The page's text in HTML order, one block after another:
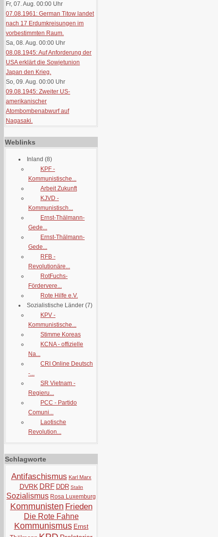
Fr, 07. Aug. 00:00 Uhr
07.08.1961: German Titow landet
nach 17 Erdumkreisungen im
vorbestimmten Raum.
Sa, 08. Aug. 00:00 Uhr
08.08.1945: Auf Anforderung der
USA erklärt die Sowjetunion
Japan den Krieg.
So, 09. Aug. 00:00 Uhr
09.08.1945: Zweiter US-
amerikanischer
Atombombenabwurf auf
Nagasaki.
Weblinks
Inland (8)
KPF -
Kommunistische...
Arbeit Zukunft
KJVD -
Kommunistisch...
Ernst-Thälmann-
Gede...
Ernst-Thälmann-
Gede...
RFB -
Revolutionäre...
RotFuchs-
Fördervere...
Rote Hilfe e.V.
Sozialistische Länder (7)
KPV -
Kommunistische...
Stimme Koreas
KCNA - offizielle
Na...
CRI Online Deutsch
-...
SR Vietnam -
Regieru...
PCC - Partido
Comuni...
Laotische
Revolution...
Schlagworte
Antifaschismus Karl Marx
DVRK DRF DDR Stalin
Sozialismus Rosa Luxemburg
Kommunisten Frieden
Die Rote Fahne
Kommunismus Ernst